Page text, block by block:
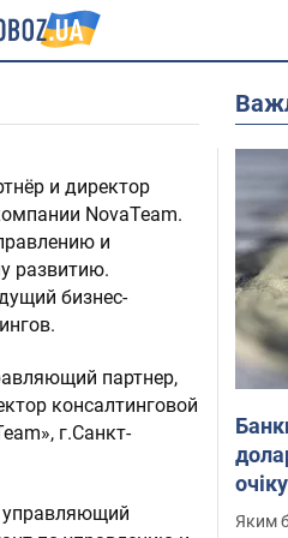
и директор
NovaTeam.
и
развитию.
бизнес-
партнер,
консалтинговой
г.Санкт-
управляющий
Яким